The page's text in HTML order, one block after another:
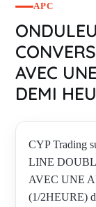
APC
AVEC
DEMI
CYP Trading
LINE
AVEC UNE
(1/2HEURE)